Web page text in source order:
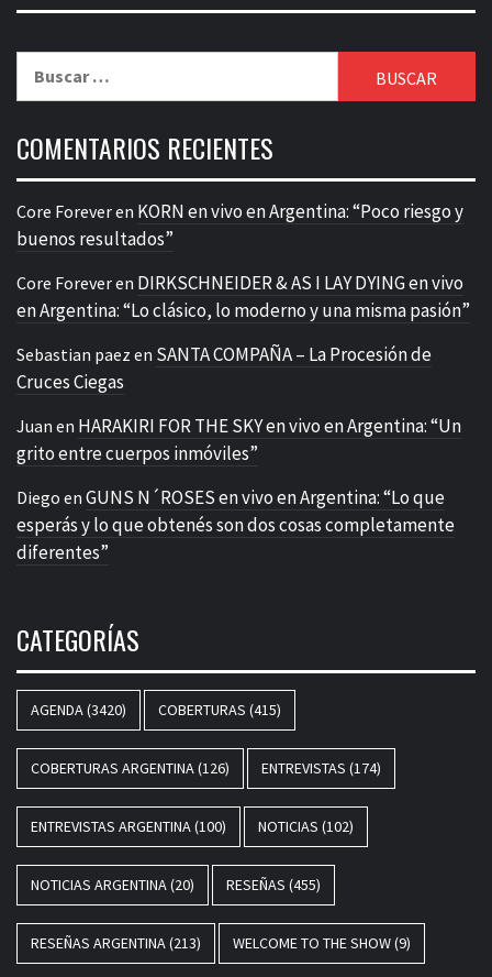
COMENTARIOS RECIENTES
Core Foreveren KORN en vivo en Argentina: “Poco riesgo y
buenos resultados”
Core Foreveren DIRKSCHNEIDER & AS I LAY DYING en vivo
en Argentina: “Lo clásico, lo moderno y una misma pasión”
Sebastian paez en SANTA COMPAÑA – La Procesión de
Cruces Ciegas
Juan en HARAKIRI FOR THE SKY en vivo en Argentina: “Un
grito entre cuerpos inmóviles”
Diego en GUNS N´ROSES en vivo en Argentina: “Lo que
esperás y lo que obtenés son dos cosas completamente
diferentes”
CATEGORÍAS
AGENDA(3420) COBERTURAS (415)
COBERTURAS ARGENTINA(126) ENTREVISTAS (174)
ENTREVISTAS ARGENTINA(100) NOTICIAS (102)
NOTICIAS ARGENTINA(20) RESEÑAS (455)
RESEÑAS ARGENTINA(213) WELCOME TO THE SHOW(9)